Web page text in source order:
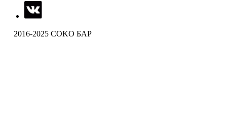
2016-2025 COKO БАР